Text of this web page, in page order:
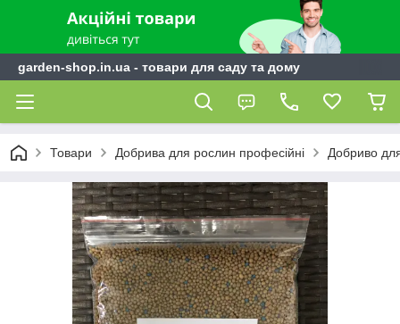
garden-shop.in.ua - товари для саду та дому
Товари Добрива для рослин професійні Добриво